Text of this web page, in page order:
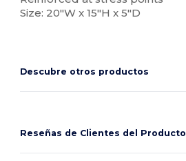
Size: 20"W x 15"H x 5"D
Descubre otros productos
Reseñas de Clientes del Producto